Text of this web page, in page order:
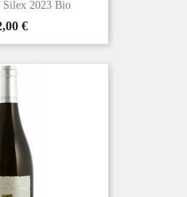
2023 Bio
€